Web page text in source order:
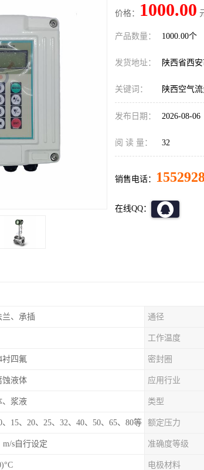
价格： 1000.00
产品数量： 1000.00个
发货地址： 陕西省西
关键词： 陕西空气
发布日期： 2026-08-06
阅 读 量： 32
销售电话：
在线QQ：
兰、承插 通径
工作温度
衬四氟 密封圈
蚀液体 应用行业
、浆液 类型
、15、20、25、32、40、50、65、80等 额定压力
m/s自行设定 准确度等级
电极材料